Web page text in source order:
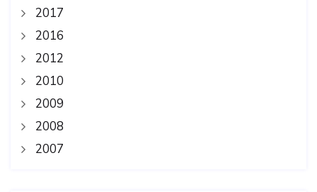
2017
2016
2012
2010
2009
2008
2007